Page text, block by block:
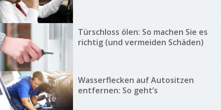
Türschloss ölen: So machen Sie es
richtig (und vermeiden Schäden)
Wasserflecken auf Autositzen
entfernen: So geht’s